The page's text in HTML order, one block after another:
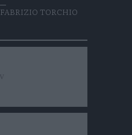
FABRIZIO TORCHIO